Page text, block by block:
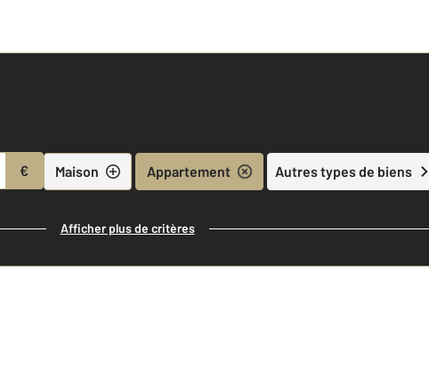
€ Maison Appartement Autres types de biens
Afficher plus de critères